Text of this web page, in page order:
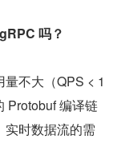
吗？
不大（QPS < 1
Protobuf 编译链
实时数据流的需